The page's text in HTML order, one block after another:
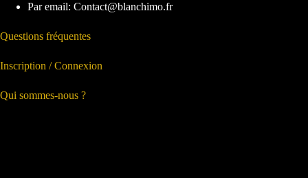
Par email: Contact@blanchimo.fr
Questions fréquentes
Inscription / Connexion
Qui sommes-nous ?